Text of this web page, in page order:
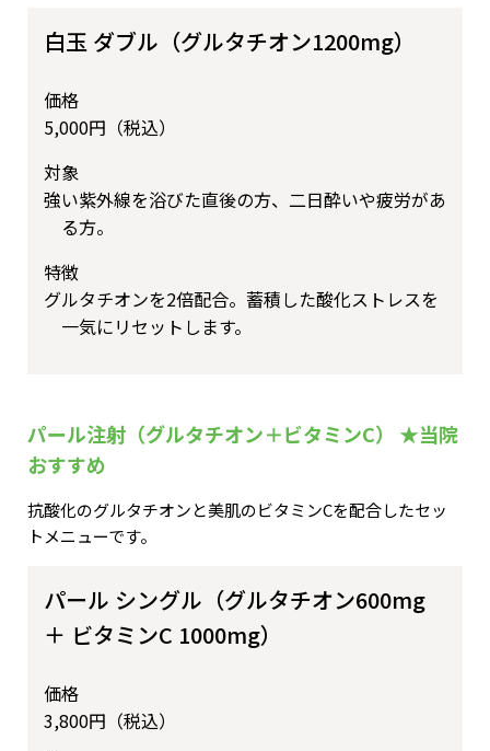
白玉 ダブル（グルタチオン1200mg）
価格
5,000円（税込）
対象
強い紫外線を浴びた直後の方、二日酔いや疲労があ
る方。
特徴
グルタチオンを2倍配合。蓄積した酸化ストレスを
一気にリセットします。
パール注射（グルタチオン＋ビタミンC） ★当院
おすすめ
抗酸化のグルタチオンと美肌のビタミンCを配合したセッ
トメニューです。
パール シングル（グルタチオン600mg
＋ ビタミンC 1000mg）
価格
3,800円（税込）